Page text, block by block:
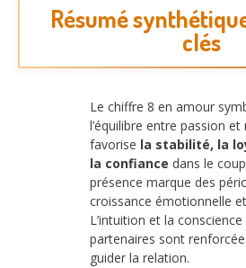
Résumé
clés
Le chiffre 8 en amour
l’équilibre entre passion et
favorise la stabilité, la
la confiance dans le
présence marque des
croissance émotionnelle
L’intuition et la conscience
partenaires sont
guider la relation.